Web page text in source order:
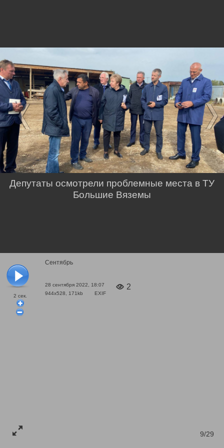
2 сек.
Сентябрь
28 сентября 2022, 18:07
944x528, 171kb
EXIF
2
9/29
Депутаты осмотрели проблемные места в ТУ
Большие Вяземы